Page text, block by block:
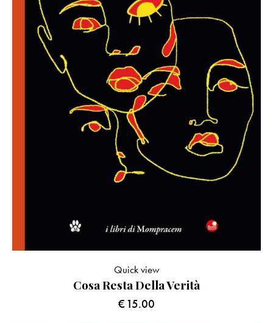
Cosa Resta Della Verità
€15.00
Quick view